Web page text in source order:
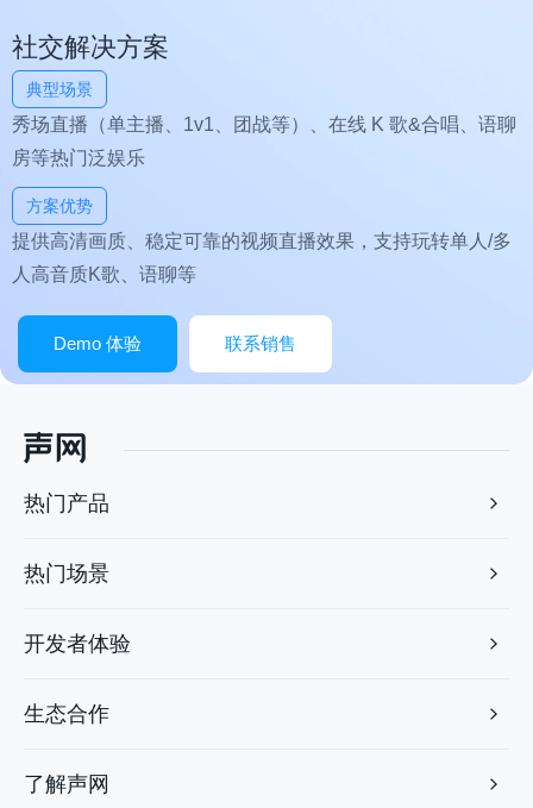
社交解决方案
典型场景
秀场直播（单主播、1v1、团战等）、在线 K 歌&合唱、语聊
房等热门泛娱乐
方案优势
提供高清画质、稳定可靠的视频直播效果，支持玩转单人/多
人高音质K歌、语聊等
Demo 体验 联系销售
热门产品
热门场景
开发者体验
生态合作
了解声网